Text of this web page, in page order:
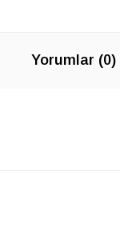
Yorumlar (0)